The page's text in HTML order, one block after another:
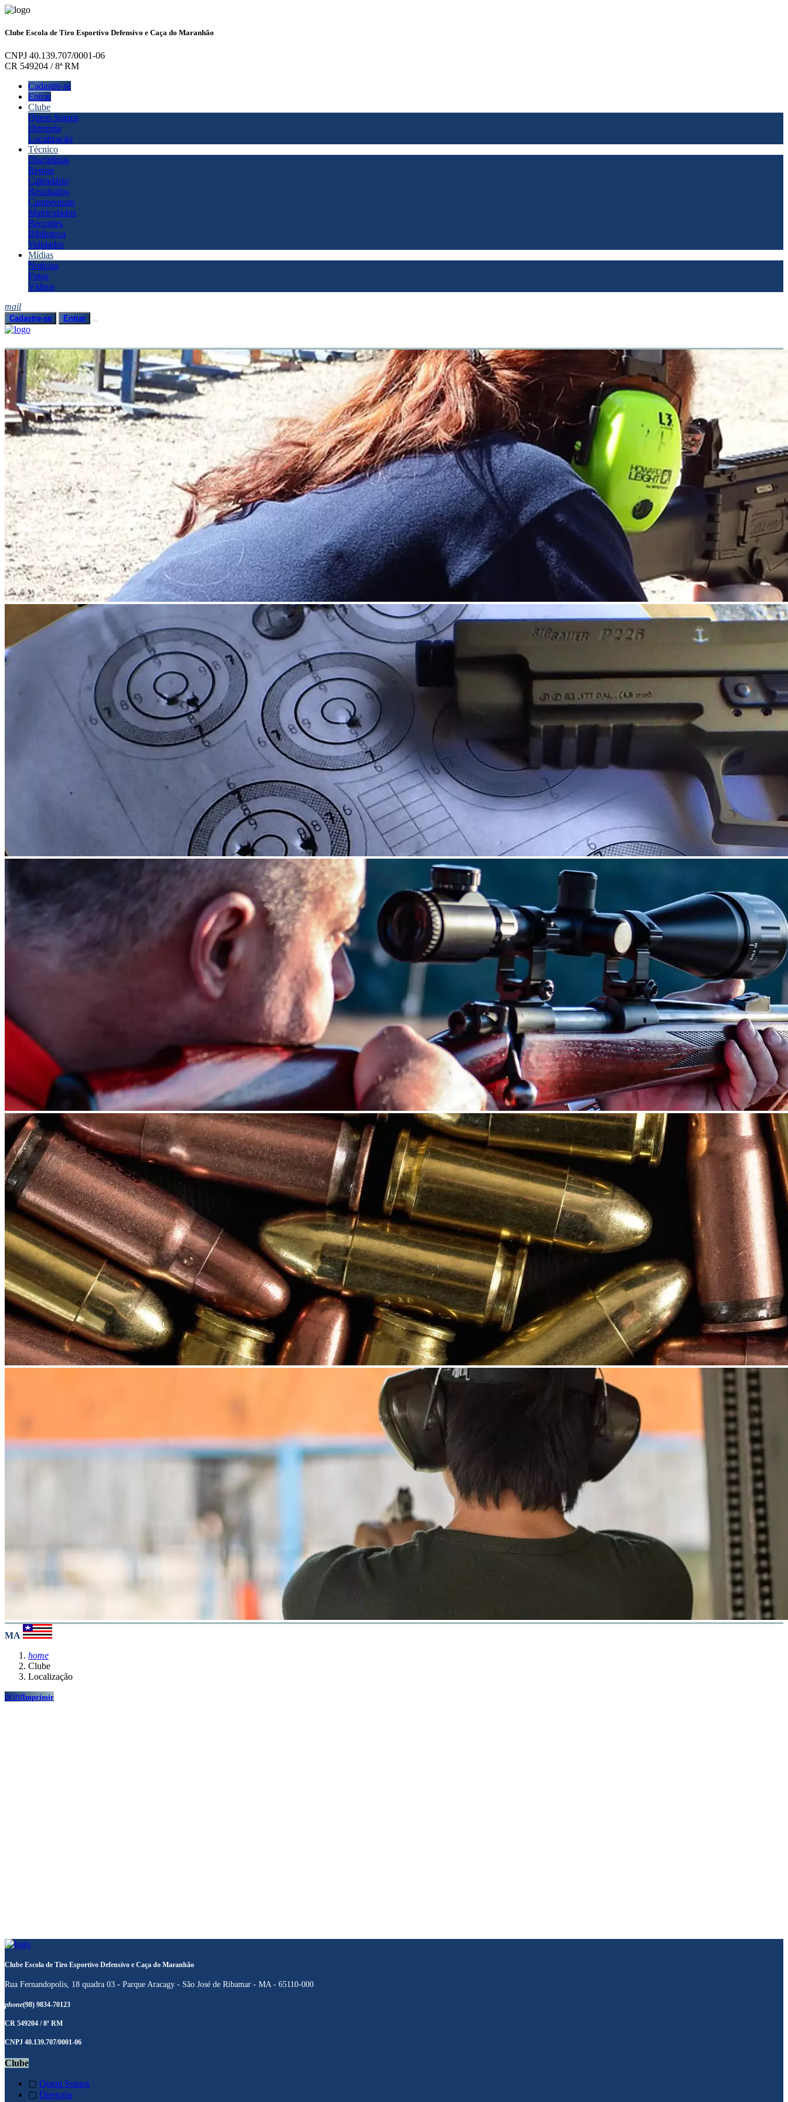
Clube Escola de Tiro Esportivo Defensivo e Caça do Maranhão
CNPJ 40.139.707/0001-06
CR 549204 / 8ª RM
Cadastre-se
Entrar
Clube
Quem Somos
Diretoria
Localização
Técnico
Disciplinas
Regras
Calendário
Resultados
Campeonato
Matriculados
Recordes
Biblioteca
Validador
Mídias
Notícias
Fotos
Vídeos
mail
Cadastre-se Entrar
MA
home
Clube
Localização
printImprimir
Clube Escola de Tiro Esportivo Defensivo e Caça do Maranhão
Rua Fernandopolis, 18 quadra 03 - Parque Aracagy - São José de Ribamar - MA - 65110-000
phone(98) 9834-70123
CR 549204 / 8ª RM
CNPJ 40.139.707/0001-06
Clube
▢ Quem Somos
▢ Diretoria